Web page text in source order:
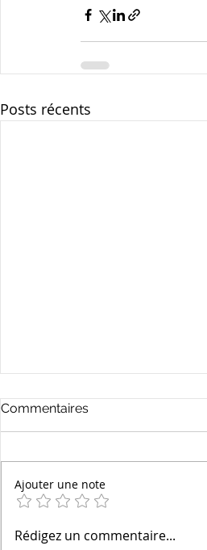
Posts récents
Les Bonnes JPP: 73/x le
Commentaires
Ajouter une note
Rédigez un commentaire...